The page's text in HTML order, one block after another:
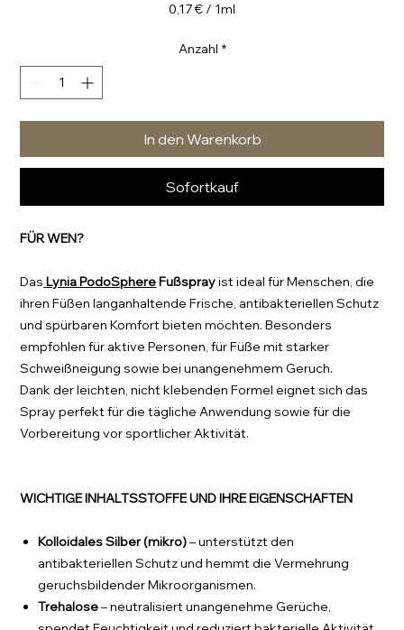
0,17 € / 1ml
pro
Anzahl *
In den Warenkorb
Sofortkauf
FÜR WEN?
Das Lynia PodoSphere Fußsprayist ideal für Menschen, die
ihren Füßen langanhaltende Frische, antibakteriellen Schutz
und spürbaren Komfort bieten möchten. Besonders
empfohlen für aktive Personen, für Füße mit starker
Schweißneigung sowie bei unangenehmem Geruch.
Dank der leichten, nicht klebenden Formel eignet sich das
Spray perfekt für die tägliche Anwendung sowie für die
Vorbereitung vor sportlicher Aktivität.
WICHTIGE INHALTSSTOFFE UND IHRE EIGENSCHAFTEN
Kolloidales Silber (mikro)– unterstützt den
antibakteriellen Schutz und hemmt die Vermehrung
geruchsbildender Mikroorganismen.
Trehalose– neutralisiert unangenehme Gerüche,